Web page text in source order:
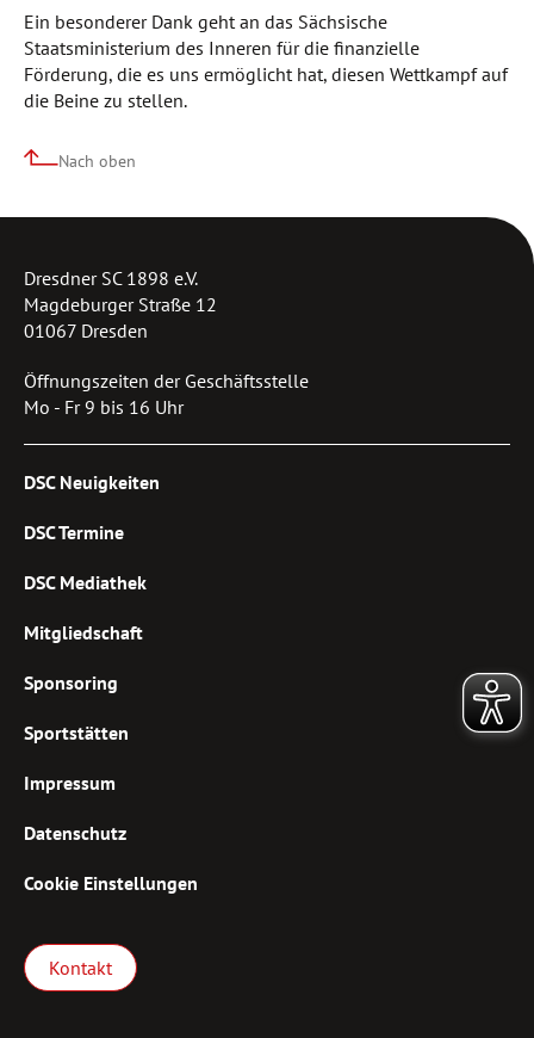
Ein besonderer Dank geht an das Sächsische
Staatsministerium des Inneren für die finanzielle
Förderung, die es uns ermöglicht hat, diesen Wettkampf auf
die Beine zu stellen.
Nach oben
Dresdner SC 1898 e.V.
Magdeburger Straße 12
01067 Dresden
Öffnungszeiten der Geschäftsstelle
Mo - Fr 9 bis 16 Uhr
DSC Neuigkeiten
DSC Termine
DSC Mediathek
Mitgliedschaft
Sponsoring
Sportstätten
Impressum
Datenschutz
Cookie Einstellungen
Kontakt